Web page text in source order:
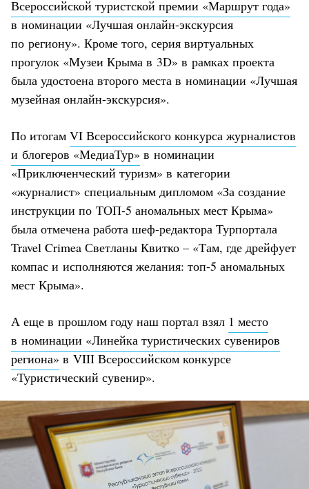
Всероссийской туристской премии «Маршрут года»
в номинации «Лучшая онлайн-экскурсия
по региону». Кроме того, серия виртуальных
прогулок «Музеи Крыма в 3D» в рамках проекта
была удостоена второго места в номинации «Лучшая
музейная онлайн-экскурсия».
По итогам VI Всероссийского конкурса журналистов
и блогеров «МедиаТур» в номинации
«Приключенческий туризм» в категории
«журналист» специальным дипломом «За создание
инструкции по ТОП-5 аномальных мест Крыма»
была отмечена работа шеф-редактора Турпортала
Travel Crimea Светланы Квитко – «Там, где дрейфует
компас и исполняются желания: топ-5 аномальных
мест Крыма».
А еще в прошлом году наш портал взял 1 место
в номинации «Линейка туристических сувениров
региона» в VIII Всероссийском конкурсе
«Туристический сувенир».